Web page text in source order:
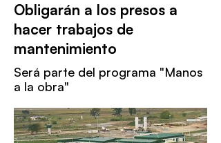
Obligarán a los presos a
hacer trabajos de
mantenimiento
Será parte del programa "Manos
a la obra"